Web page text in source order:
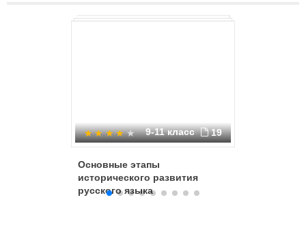
9-11 класс 19
Основные этапы
исторического развития
русского языка